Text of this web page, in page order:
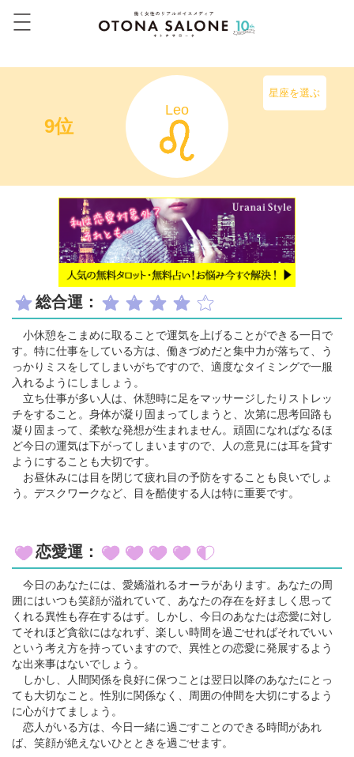
9位
Leo
星座を選ぶ
総合運：
小休憩をこまめに取ることで運気を上げることができる一日で
す。特に仕事をしている方は、働きづめだと集中力が落ちて、う
っかりミスをしてしまいがちですので、適度なタイミングで一服
入れるようにしましょう。
立ち仕事が多い人は、休憩時に足をマッサージしたりストレッ
チをすること。身体が凝り固まってしまうと、次第に思考回路も
凝り固まって、柔軟な発想が生まれません。頑固になればなるほ
ど今日の運気は下がってしまいますので、人の意見には耳を貸す
ようにすることも大切です。
お昼休みには目を閉じて疲れ目の予防をすることも良いでしょ
う。デスクワークなど、目を酷使する人は特に重要です。
恋愛運：
今日のあなたには、愛嬌溢れるオーラがあります。あなたの周
囲にはいつも笑顔が溢れていて、あなたの存在を好ましく思って
くれる異性も存在するはず。しかし、今日のあなたは恋愛に対し
てそれほど貪欲にはなれず、楽しい時間を過ごせればそれでいい
という考え方を持っていますので、異性との恋愛に発展するよう
な出来事はないでしょう。
しかし、人間関係を良好に保つことは翌日以降のあなたにとっ
ても大切なこと。性別に関係なく、周囲の仲間を大切にするよう
に心がけてましょう。
恋人がいる方は、今日一緒に過ごすことのできる時間があれ
ば、笑顔が絶えないひとときを過ごせます。